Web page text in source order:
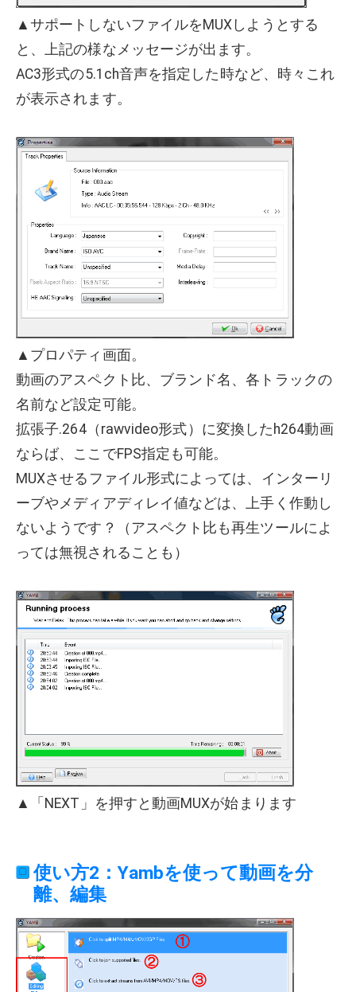
▲サポートしないファイルをMUXしようとする
と、上記の様なメッセージが出ます。
AC3形式の5.1ch音声を指定した時など、時々これ
が表示されます。
▲プロパティ画面。
動画のアスペクト比、ブランド名、各トラックの
名前など設定可能。
拡張子.264（rawvideo形式）に変換したh264動画
ならば、ここでFPS指定も可能。
MUXさせるファイル形式によっては、インターリ
ーブやメディアディレイ値などは、上手く作動し
ないようです？（アスペクト比も再生ツールによ
っては無視されることも）
▲「NEXT」を押すと動画MUXが始まります
使い方2：Yambを使って動画を分
離、編集